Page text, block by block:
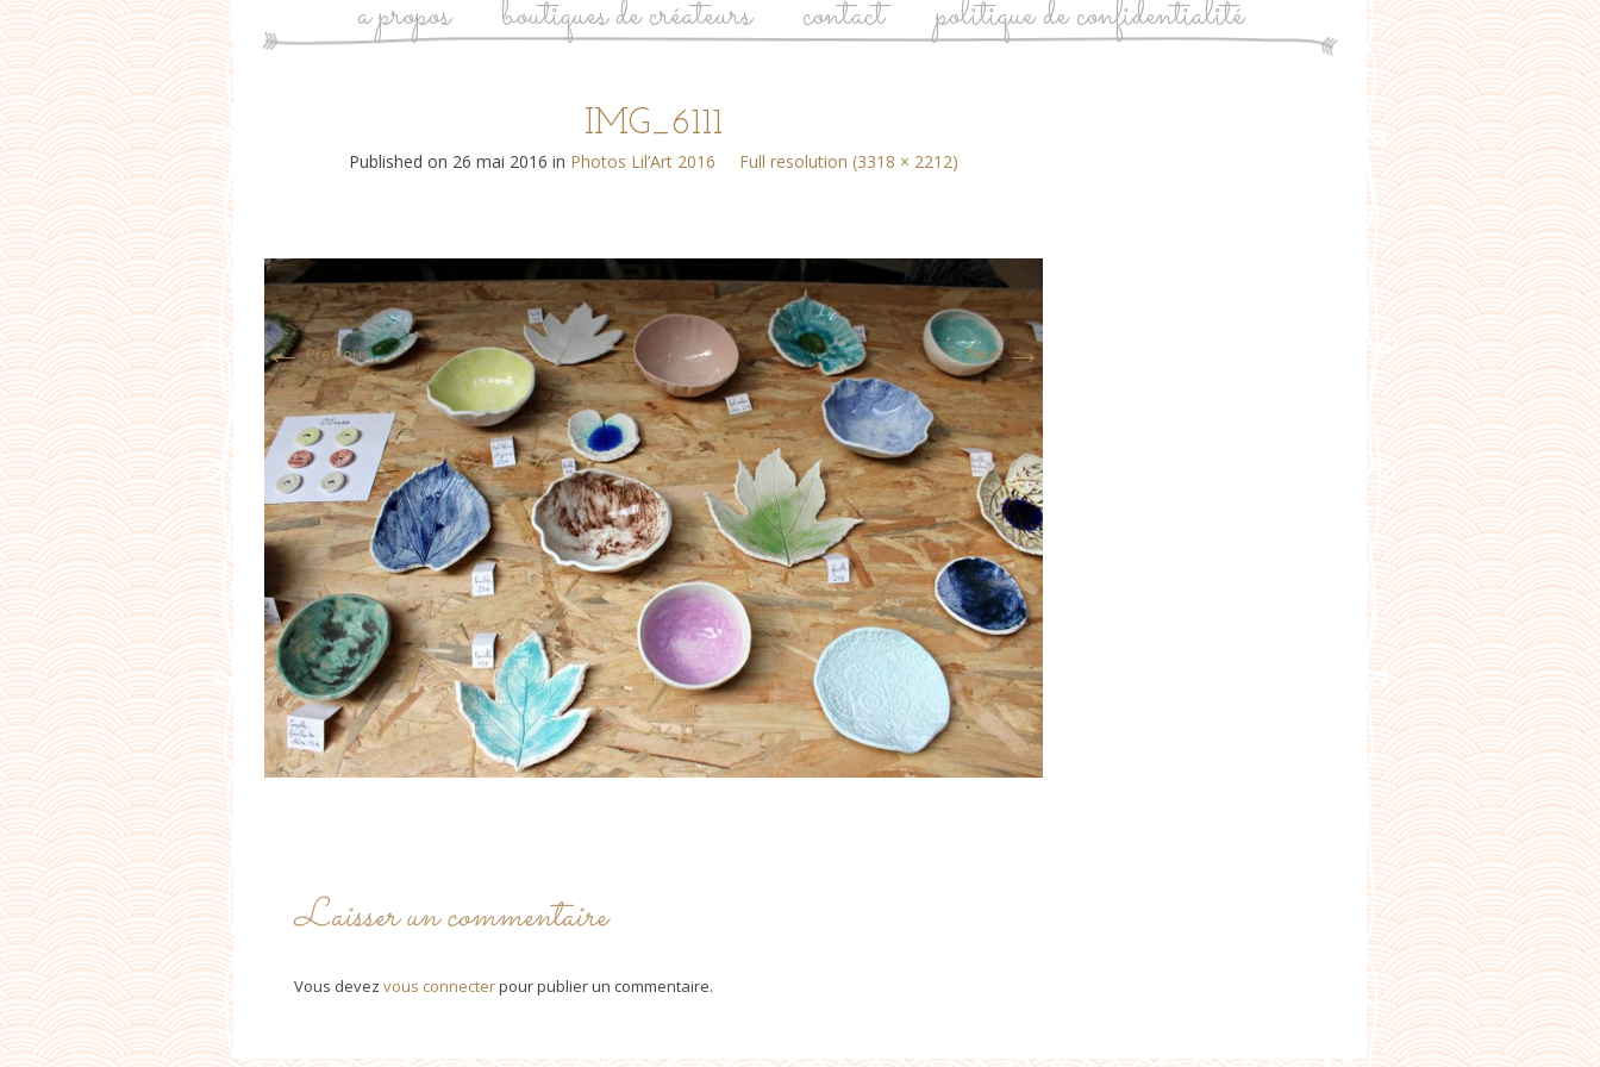
a propos boutiques de créateurs contact politique de confidentialité
IMG_6111
Published on 26 mai 2016 in Photos Lil’Art 2016 Full resolution (3318 × 2212)
←Previous Next→
Laisser un commentaire
Vous devez vous connecterpour publier un commentaire.